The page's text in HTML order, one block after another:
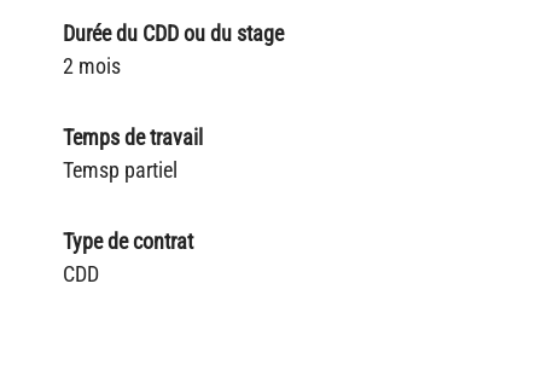
Durée du CDD ou du stage
2 mois
Temps de travail
Temsp partiel
Type de contrat
CDD